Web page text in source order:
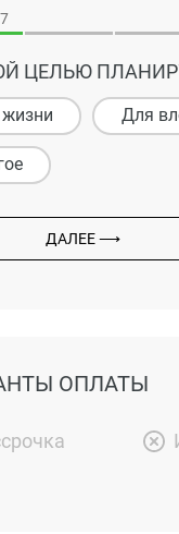
ЦЕЛЬЮ
Для
ДАЛЕЕ ⟶
ОПЛАТЫ